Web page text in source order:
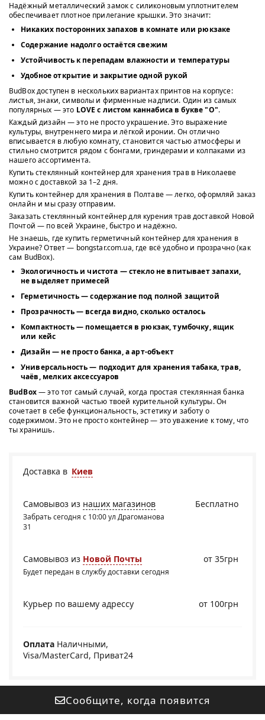
Надёжный металлический замок с силиконовым уплотнителем
обеспечивает плотное прилегание крышки. Это значит:
Никаких посторонних запахов в комнате или рюкзаке
Содержание надолго остаётся свежим
Устойчивость к перепадам влажности и температуры
Удобное открытие и закрытие одной рукой
BudBox доступен в нескольких вариантах принтов на корпусе:
листья, знаки, символы и фирменные надписи. Один из самых
популярных — это LOVE с листом каннабиса в букве "О".
Каждый дизайн — это не просто украшение. Это выражение
культуры, внутреннего мира и лёгкой иронии. Он отлично
вписывается в любую комнату, становится частью атмосферы и
стильно смотрится рядом с бонгами, гриндерами и колпаками из
нашего ассортимента.
Купить стеклянный контейнер для хранения трав в Николаеве
можно с доставкой за 1–2 дня.
Купить контейнер для хранения в Полтаве — легко, оформляй заказ
онлайн и мы сразу отправим.
Заказать стеклянный контейнер для курения трав доставкой Новой
Почтой — по всей Украине, быстро и надёжно.
Не знаешь, где купить герметичный контейнер для хранения в
Украине? Ответ — bongstar.com.ua, где всё удобно и прозрачно (как
сам BudBox).
Экологичность и чистота — стекло не впитывает запахи,
не выделяет примесей
Герметичность— содержание под полной защитой
Прозрачность— всегда видно, сколько осталось
Компактность— помещается в рюкзак, тумбочку, ящик
или кейс
Дизайн — не просто банка, а арт-объект
Универсальность— подходит для хранения табака, трав,
чаёв, мелких аксессуаров
BudBox— это тот самый случай, когда простая стеклянная банка
становится важной частью твоей курительной культуры. Он
сочетает в себе функциональность, эстетику и заботу о
содержимом. Это не просто контейнер — это уважение к тому, что
ты хранишь.
Доставка в Киев
Бесплатно
Самовывоз из наших магазинов
Забрать сегодня с 10:00 ул Драгоманова
31
Самовывоз из Новой Почты
Будет передан в службу доставки сегодня
от 35грн
Курьер по вашему адрессу от 100грн
Оплата Наличными,
Visa/MasterCard, Приват24
Сообщите, когда появится